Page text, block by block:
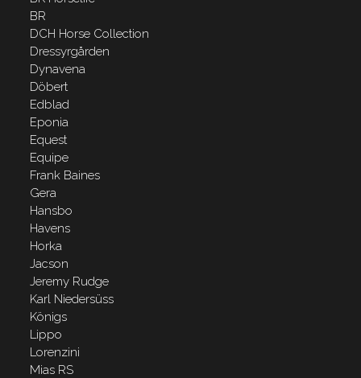
BR
DCH Horse Collection
Dressyrgården
Dynavena
Döbert
Edblad
Eponia
Equest
Equipe
Frank Baines
Gera
Hansbo
Havens
Horka
Jacson
Jeremy Rudge
Karl Niedersüss
Königs
Lippo
Lorenzini
Mias RS